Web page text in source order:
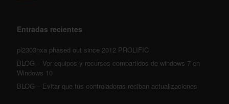
Entradas recientes
pl2303hxa phased out since 2012 PROLIFIC
BLOG – Ver equipos y recursos compartidos de windows 7 en
Windows 10
BLOG – Evitar que tus controladoras reciban actualizaciones